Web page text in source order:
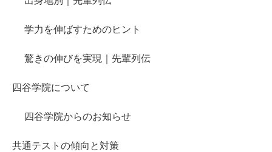
学力を伸ばすためのヒント
驚きの伸びを実現｜先輩列伝
四谷学院について
四谷学院からのお知らせ
共通テストの傾向と対策